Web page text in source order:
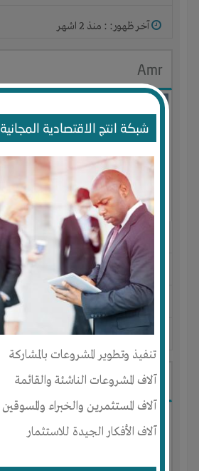
شبكة انتج الاقتصادية المجانية
تنفيذ وتطوير المشروعات بالمشاركة
آلاف المشروعات الناشئة والقائمة
آلاف المستثمرين والخبراء والمسوقين
آلاف الأفكار الجيدة للاستثمار
آخر ظهور: : منذ 2 اشهر
Amr
الجنس : ذكر
لديـه : المال-الخبرات-الوقت
المكان :مصر-الإسكندرية ميامى
آخر ظهور: : منذ 3 اشهر
Ibrahim Mostafa